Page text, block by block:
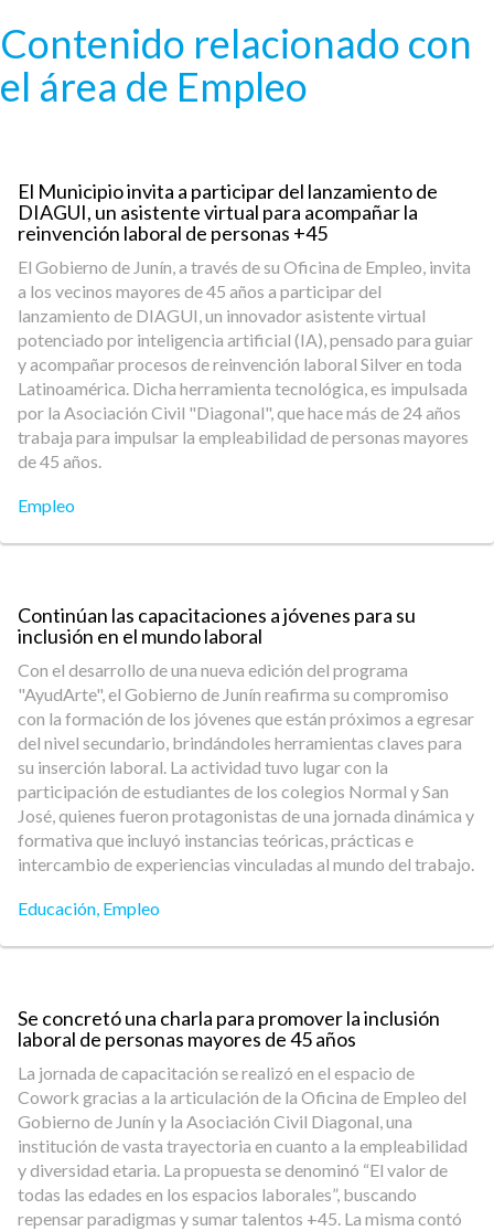
Contenido relacionado con
el área de Empleo
El Municipio invita a participar del lanzamiento de
DIAGUI, un asistente virtual para acompañar la
reinvención laboral de personas +45
El Gobierno de Junín, a través de su Oficina de Empleo, invita
a los vecinos mayores de 45 años a participar del
lanzamiento de DIAGUI, un innovador asistente virtual
potenciado por inteligencia artificial (IA), pensado para guiar
y acompañar procesos de reinvención laboral Silver en toda
Latinoamérica. Dicha herramienta tecnológica, es impulsada
por la Asociación Civil "Diagonal", que hace más de 24 años
trabaja para impulsar la empleabilidad de personas mayores
de 45 años.
Empleo
Continúan las capacitaciones a jóvenes para su
inclusión en el mundo laboral
Con el desarrollo de una nueva edición del programa
"AyudArte", el Gobierno de Junín reafirma su compromiso
con la formación de los jóvenes que están próximos a egresar
del nivel secundario, brindándoles herramientas claves para
su inserción laboral. La actividad tuvo lugar con la
participación de estudiantes de los colegios Normal y San
José, quienes fueron protagonistas de una jornada dinámica y
formativa que incluyó instancias teóricas, prácticas e
intercambio de experiencias vinculadas al mundo del trabajo.
Educación, Empleo
Se concretó una charla para promover la inclusión
laboral de personas mayores de 45 años
La jornada de capacitación se realizó en el espacio de
Cowork gracias a la articulación de la Oficina de Empleo del
Gobierno de Junín y la Asociación Civil Diagonal, una
institución de vasta trayectoria en cuanto a la empleabilidad
y diversidad etaria. La propuesta se denominó “El valor de
todas las edades en los espacios laborales”, buscando
repensar paradigmas y sumar talentos +45. La misma contó